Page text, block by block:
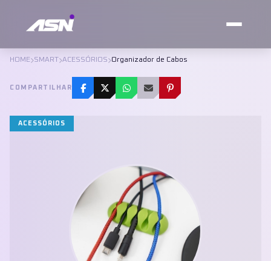
HOME SMART ACESSÓRIOS Organizador de Cabos
COMPARTILHAR
ACESSÓRIOS